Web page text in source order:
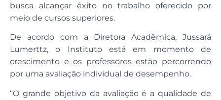
busca alcançar êxito no trabalho oferecido por
meio de cursos superiores.
De acordo com a Diretora Acadêmica, Jussará
Lumerttz, o Instituto está em momento de
crescimento e os professores estão percorrendo
por uma avaliação individual de desempenho.
“O grande objetivo da avaliação é a qualidade de